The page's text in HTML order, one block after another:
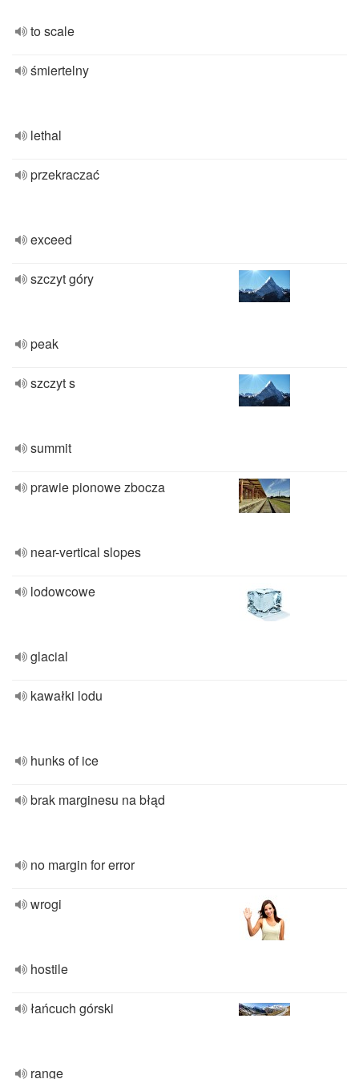
to scale
śmiertelny
lethal
przekraczać
exceed
szczyt góry
peak
szczyt s
summit
prawie pionowe zbocza
near-vertical slopes
lodowcowe
glacial
kawałki lodu
hunks of ice
brak marginesu na błąd
no margin for error
wrogi
hostile
łańcuch górski
range